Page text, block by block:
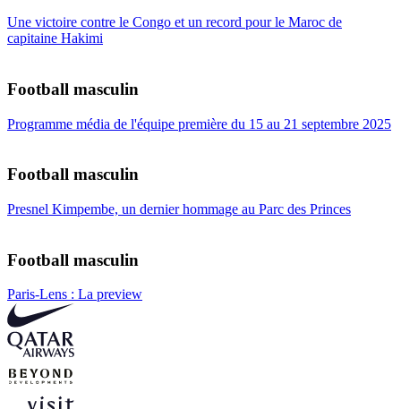
Une victoire contre le Congo et un record pour le Maroc de
capitaine Hakimi
Football masculin
Programme média de l'équipe première du 15 au 21 septembre 2025
Football masculin
Presnel Kimpembe, un dernier hommage au Parc des Princes
Football masculin
Paris-Lens : La preview